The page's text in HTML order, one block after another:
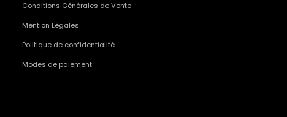
Conditions Générales de Vente
Mention Légales
Politique de confidentialité
Modes de paiement